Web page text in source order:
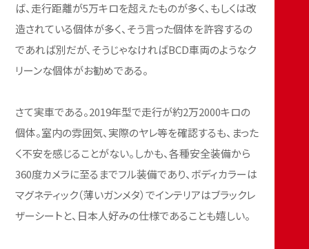
ば、走行距離が5万キロを超えたものが多く、もしくは改
造されている個体が多く、そう言った個体を許容するの
であれば別だが、そうじゃなければBCD車両のようなク
リーンな個体がお勧めである。
さて実車である。2019年型で走行が約2万2000キロの
個体。室内の雰囲気、実際のヤレ等を確認するも、まった
く不安を感じることがない。しかも、各種安全装備から
360度カメラに至るまでフル装備であり、ボディカラーは
マグネティック（薄いガンメタ）でインテリアはブラックレ
ザーシートと、日本人好みの仕様であることも嬉しい。